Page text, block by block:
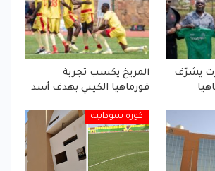
يشرّف
المريخ يكسب تجربة
قورماهيا الكيني بهدف أسد
كورة سودانية